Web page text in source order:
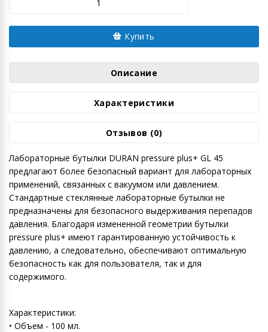
Купить
Описание
Характеристики
Отзывов (0)
Лабораторные бутылки DURAN pressure plus+ GL 45
предлагают более безопасный вариант для лабораторных
применений, связанных с вакуумом или давлением.
Стандартные стеклянные лабораторные бутылки не
предназначены для безопасного выдерживания перепадов
давления. Благодаря измененной геометрии бутылки
pressure plus+ имеют гарантированную устойчивость к
давлению, а следовательно, обеспечивают оптимальную
безопасность как для пользователя, так и для
содержимого.
Характеристики:
• Объем - 100 мл.